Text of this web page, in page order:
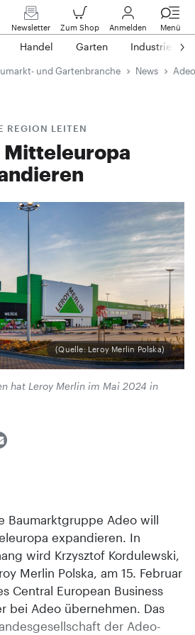
Newsletter Zum Shop Anmelden Menü
Handel Garten Industrie
und Gartenbranche News
REGION LEITEN
Mitteleuropa
(Quelle: Leroy Merlin Polska)
hat Leroy Merlin im Mai 2024 in
Baumarktgruppe Adeo will
expandieren. In
wird Krzysztof Kordulewski,
Merlin Polska, am 15. Februar
Central European Business
bei Adeo übernehmen. Das
der Adeo-